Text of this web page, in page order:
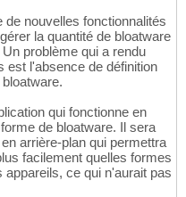
de nouvelles fonctionnalités
la quantité de bloatware
problème qui a rendu
est l'absence de définition
qui fonctionne en
de bloatware. Il sera
arrière-plan qui permettra
facilement quelles formes
ce qui n'aurait pas